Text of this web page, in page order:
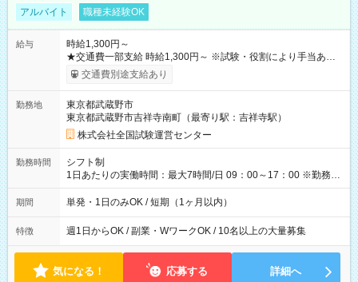
アルバイト 職種未経験OK
給与
時給1,300円～
★交通費一部支給 時給1,300円～ ※試験・役割により手当あり
※勤務回数により昇給あり 【即給（前払い）オプションあ
り！】 希望される場合、勤務から1週間ほどで給与の一部を受け
例】 ・河合塾模擬試験 8:30～17:30（休憩1時間） 時給1,300円
×8時間＝日収10,400円＋交通費 ※当日の役割により時給＋100
円の場合あり ・国家試験 7:00～13:30（休憩なし） 時給1,300
円（役割手当＋100円）×6時間＝日収8,400円＋交通費 【試用期
間】試用期間なし
交通費別途支給あり
勤務地
東京都武蔵野市
東京都武蔵野市吉祥寺南町（最寄り駅：吉祥寺駅）
株式会社全国試験運営センター
勤務時間
シフト制
1日あたりの実働時間：最大7時間/日 09：00～17：00 ※勤務時
間は 試験により異なります。
期間 単発・1日のみOK / 短期（1ヶ月以内）
特徴 週1日からOK / 副業・WワークOK / 10名以上の大量募集
気になる！ 応募する 詳細へ